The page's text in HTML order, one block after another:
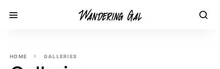
HOME GALLERIES